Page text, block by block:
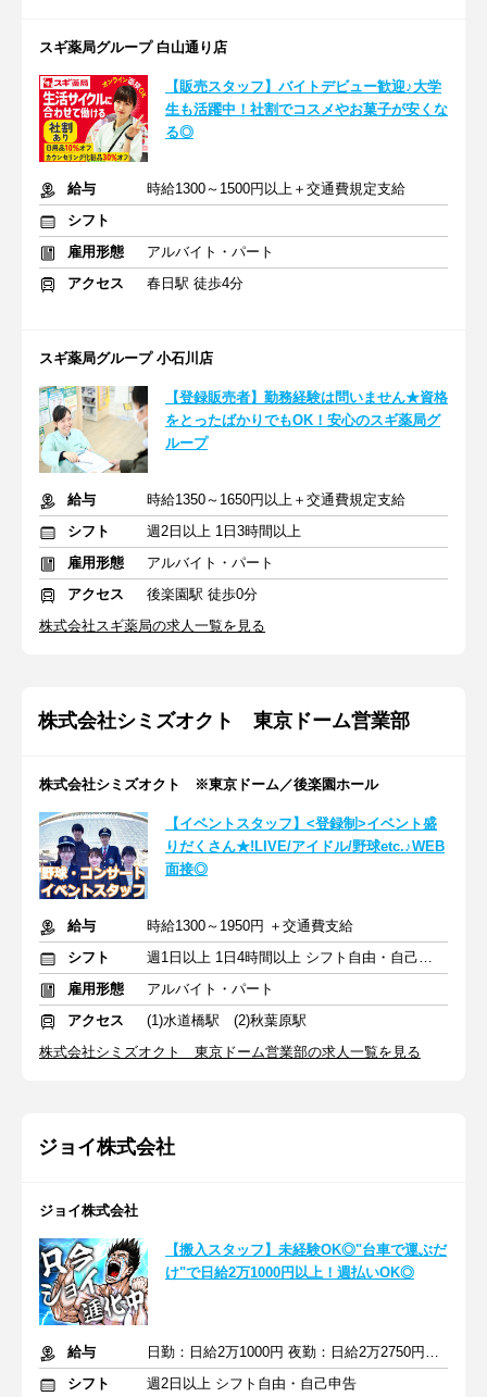
スギ薬局グループ 白山通り店
【販売スタッフ】バイトデビュー歓迎♪大学
生も活躍中！社割でコスメやお菓子が安くな
る◎
給与
時給1300～1500円以上＋交通費規定支給
シフト
雇用形態
アルバイト・パート
アクセス
春日駅 徒歩4分
スギ薬局グループ 小石川店
【登録販売者】勤務経験は問いません★資格
をとったばかりでもOK！安心のスギ薬局グ
ループ
給与
時給1350～1650円以上＋交通費規定支給
シフト
週2日以上 1日3時間以上
雇用形態
アルバイト・パート
アクセス
後楽園駅 徒歩0分
株式会社スギ薬局の求人一覧を見る
株式会社シミズオクト 東京ドーム営業部
株式会社シミズオクト ※東京ドーム／後楽園ホール
【イベントスタッフ】<登録制>イベント盛
りだくさん★!LIVE/アイドル/野球etc.♪WEB
面接◎
給与
時給1300～1950円 ＋交通費支給
シフト
週1日以上 1日4時間以上 シフト自由・自己申告
雇用形態
アルバイト・パート
アクセス
(1)水道橋駅 (2)秋葉原駅
株式会社シミズオクト 東京ドーム営業部の求人一覧を見る
ジョイ株式会社
ジョイ株式会社
【搬入スタッフ】未経験OK◎"台車で運ぶだ
け"で日給2万1000円以上！週払いOK◎
給与
日勤：日給2万1000円 夜勤：日給2万2750円+交通費
シフト
週2日以上 シフト自由・自己申告